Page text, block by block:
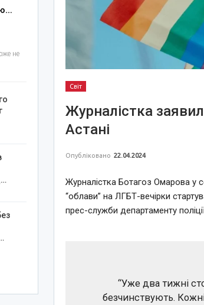
Світ
Журналістка
Астані
Опубліковано 22.04.2024
Журналістка Ботагоз Омарова у
“облави” на ЛГБТ-вечірки
прес-служби департаменту
“Уже два тижні
безчинствують.
не